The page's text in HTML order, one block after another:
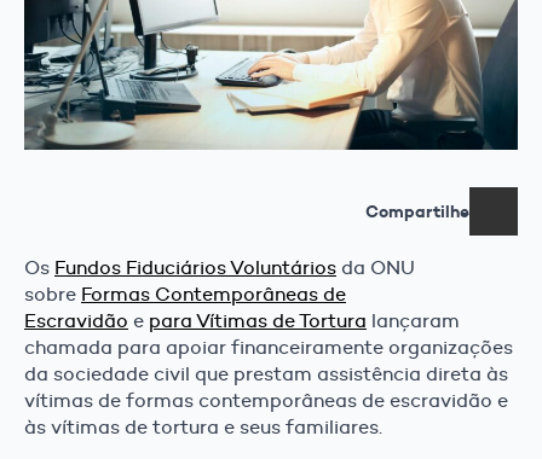
Compartilhe
Os Fundos Fiduciários Voluntários da ONU
sobre Formas Contemporâneas de
Escravidão e para Vítimas de Tortura lançaram
chamada para apoiar financeiramente organizações
da sociedade civil que prestam assistência direta às
vítimas de formas contemporâneas de escravidão e
às vítimas de tortura e seus familiares.